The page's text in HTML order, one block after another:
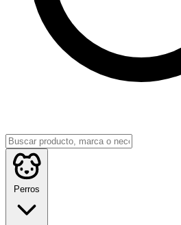
Perros